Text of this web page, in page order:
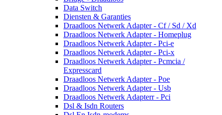
Data Switch
Diensten & Garanties
Draadloos Netwerk Adapter - Cf / Sd / Xd
Draadloos Netwerk Adapter - Homeplug
Draadloos Netwerk Adapter - Pci-e
Draadloos Netwerk Adapter - Pci-x
Draadloos Netwerk Adapter - Pcmcia /
Expresscard
Draadloos Netwerk Adapter - Poe
Draadloos Netwerk Adapter - Usb
Draadloos Netwerk Adapterr - Pci
Dsl & Isdn Routers